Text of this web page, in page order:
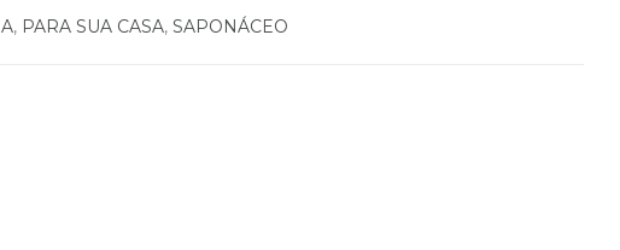
, PARA SUA CASA, SAPONÁCEO